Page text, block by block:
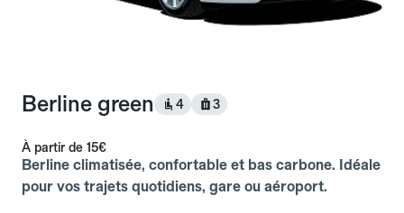
Berline green 4 3
À partir de 15€
Berline climatisée, confortable et bas carbone. Idéale
pour vos trajets quotidiens, gare ou aéroport.